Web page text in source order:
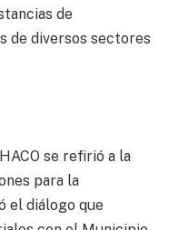
de
de diversos sectores
se refirió a la
para la
el diálogo que